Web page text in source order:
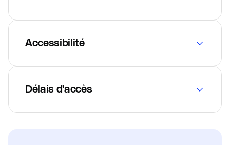
Accessibilité
Délais d'accès